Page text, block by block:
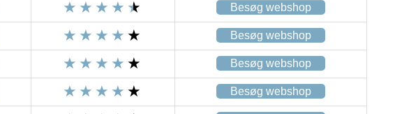
Besøg webshop
Besøg webshop
Besøg webshop
Besøg webshop